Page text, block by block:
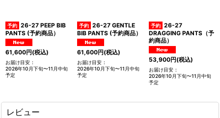
26-27 PEEP BIB
PANTS (予約商品）
61,600円(税込)
お届け目安 :
2026年10月下旬〜11月中旬
予定
26-27 GENTLE
BIB PANTS (予約商品）
61,600円(税込)
お届け目安 :
2026年10月下旬〜11月中旬
予定
26-27
DRAGGING PANTS（予
約商品）
53,900円(税込)
お届け目安 :
2026年10月下旬〜11月中旬
予定
レビュー